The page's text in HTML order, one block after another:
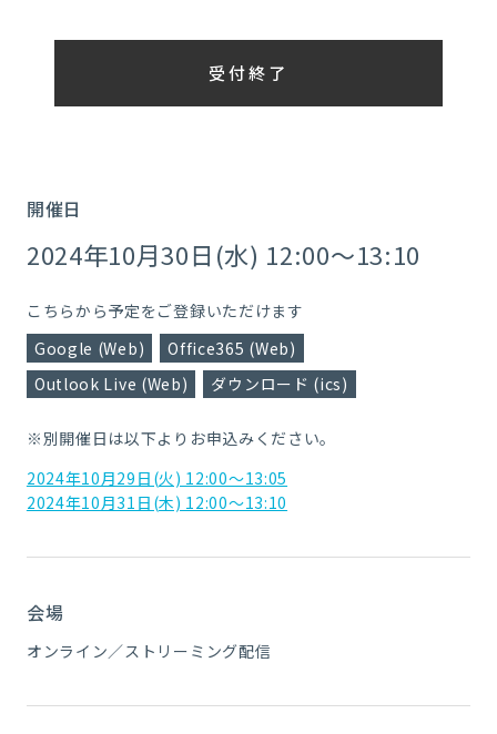
受付終了
開催日
2024年10月30日(水) 12:00～13:10
こちらから予定をご登録いただけます
Google (Web)
Office365 (Web)
Outlook Live (Web)
ダウンロード (ics)
※別開催日は以下よりお申込みください。
2024年10月29日(火) 12:00～13:05
2024年10月31日(木) 12:00～13:10
会場
オンライン／ストリーミング配信